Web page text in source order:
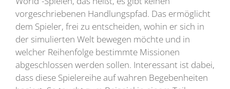
vorgeschriebenen Handlungspfad. Das ermöglicht
dem Spieler, frei zu entscheiden, wohin er sich in
der simulierten Welt bewegen möchte und in
welcher Reihenfolge bestimmte Missionen
abgeschlossen werden sollen. Interessant ist dabei,
dass diese Spielereihe auf wahren Begebenheiten